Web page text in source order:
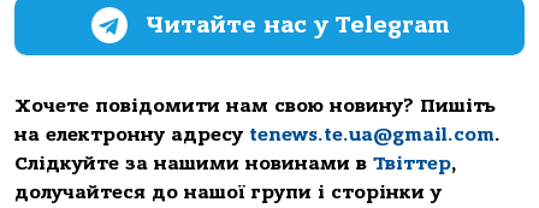
Читайте нас у Telegram
Хочете повідомити нам свою новину? Пишіть
на електронну адресу tenews.te.ua@gmail.com.
Слідкуйте за нашими новинами в Твіттер,
долучайтеся до нашої групи і сторінки у